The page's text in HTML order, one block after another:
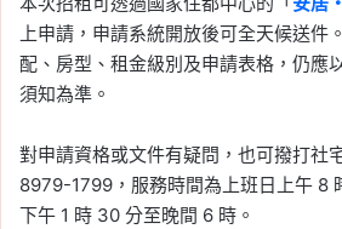
上申請，申請系統開放後可全天候送件
配、房型、租金級別及申請表格，仍應
須知為準。
對申請資格或文件有疑問，也可撥打社
8979-1799，服務時間為上班日上午 8
下午 1 時 30 分至晚間 6 時。